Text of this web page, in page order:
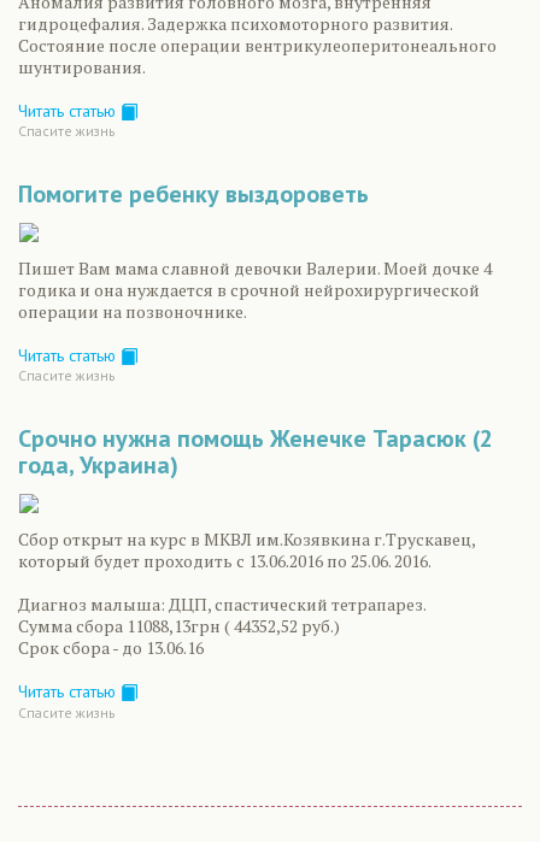
гидроцефалия. Задержка психомоторного развития.
Состояние после операции вентрикулеоперитонеального
шунтирования.
Читать статью
Спасите жизнь
Помогите ребенку выздороветь
Пишет Вам мама славной девочки Валерии. Моей дочке 4
годика и она нуждается в срочной нейрохирургической
операции на позвоночнике.
Читать статью
Спасите жизнь
Срочно нужна помощь Женечке Тарасюк (2
года, Украина)
Сбор открыт на курс в МКВЛ им.Козявкина г.Трускавец,
который будет проходить с 13.06.2016 по 25.06. 2016.
Диагноз малыша: ДЦП, спастический тетрапарез.
Сумма сбора 11088,13грн ( 44352,52 руб.)
Срок сбора - до 13.06.16
Читать статью
Спасите жизнь